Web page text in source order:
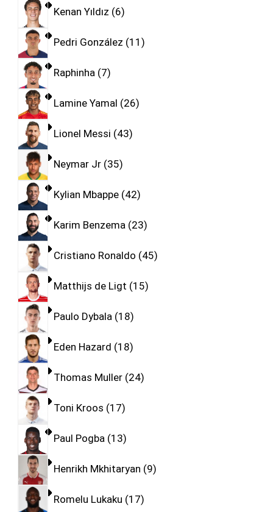
Kenan Yıldız 6
Pedri González 11
Raphinha 7
Lamine Yamal 26
Lionel Messi 43
Neymar Jr 35
Kylian Mbappe 42
Karim Benzema 23
Cristiano Ronaldo 45
Matthijs de Ligt 15
Paulo Dybala 18
Eden Hazard 18
Thomas Muller 24
Toni Kroos 17
Paul Pogba 13
Henrikh Mkhitaryan 9
Romelu Lukaku 17